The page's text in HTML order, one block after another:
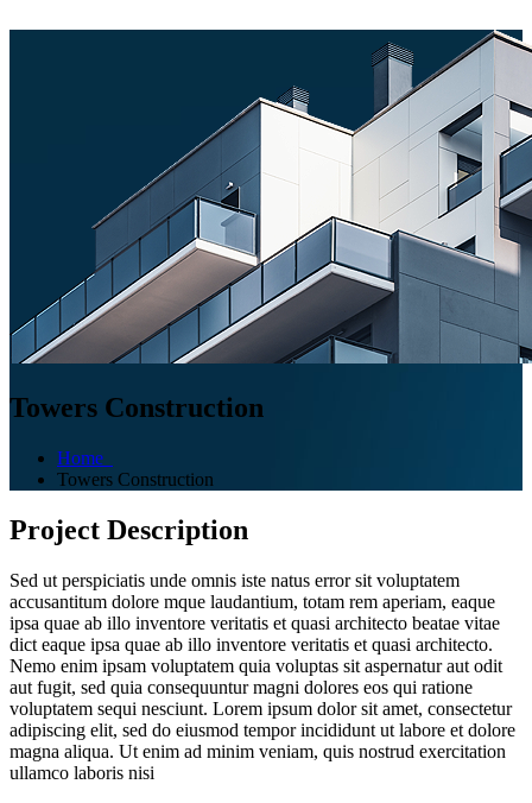
Towers Construction
Home
Towers Construction
Project Description
Sed ut perspiciatis unde omnis iste natus error sit voluptatem
accusantitum dolore mque laudantium, totam rem aperiam, eaque
ipsa quae ab illo inventore veritatis et quasi architecto beatae vitae
dict eaque ipsa quae ab illo inventore veritatis et quasi architecto.
Nemo enim ipsam voluptatem quia voluptas sit aspernatur aut odit
aut fugit, sed quia consequuntur magni dolores eos qui ratione
voluptatem sequi nesciunt. Lorem ipsum dolor sit amet, consectetur
adipiscing elit, sed do eiusmod tempor incididunt ut labore et dolore
magna aliqua. Ut enim ad minim veniam, quis nostrud exercitation
ullamco laboris nisi